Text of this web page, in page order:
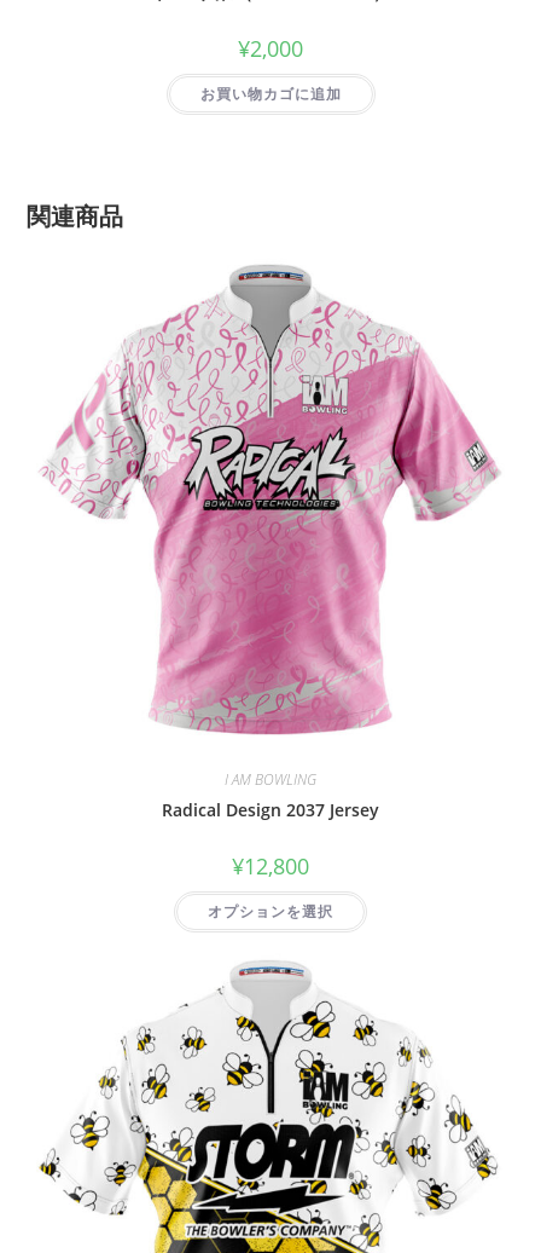
¥2,000
お買い物カゴに追加
関連商品
I AM BOWLING
Radical Design 2037 Jersey
¥12,800
オプションを選択